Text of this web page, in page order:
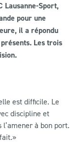
Lausanne-Sport,
pour une
il a répondu
Les trois
est difficile. Le
discipline et
à bon port.